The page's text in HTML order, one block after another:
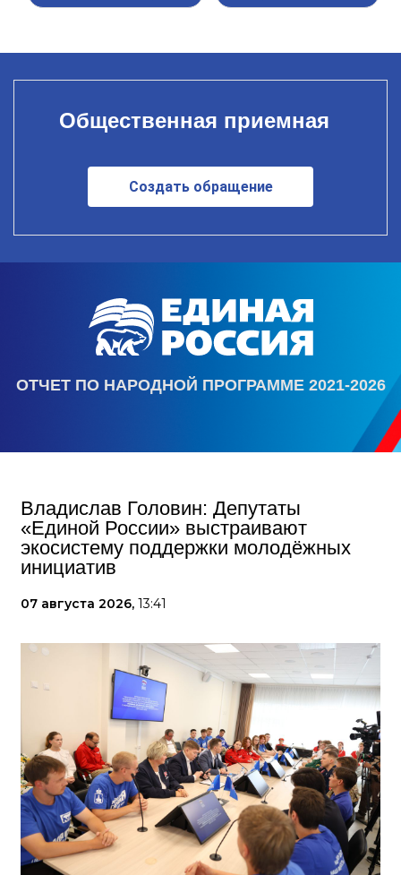
Общественная приемная
Создать обращение
ОТЧЕТ ПО НАРОДНОЙ ПРОГРАММЕ 2021-2026
Владислав Головин: Депутаты
«Единой России» выстраивают
экосистему поддержки молодёжных
инициатив
07 августа 2026, 13:41